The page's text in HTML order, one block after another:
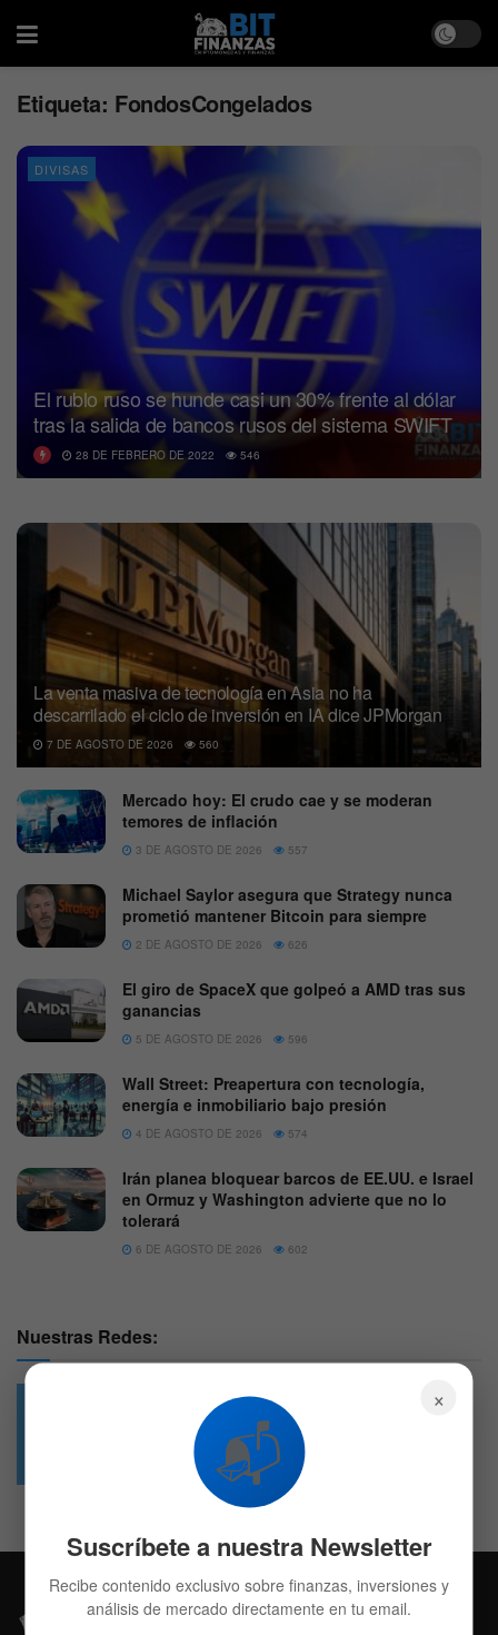
Etiqueta: FondosCongelados
DIVISAS
El rublo ruso se hunde casi un 30% frente al dólar
tras la salida de bancos rusos del sistema SWIFT
28 DE FEBRERO DE 2022 546
La venta masiva de tecnología en Asia no ha
descarrilado el ciclo de inversión en IA dice JPMorgan
7 DE AGOSTO DE 2026 560
Mercado hoy: El crudo cae y se moderan
temores de inflación
3 DE AGOSTO DE 2026 557
Michael Saylor asegura que Strategy nunca
prometió mantener Bitcoin para siempre
2 DE AGOSTO DE 2026 626
El giro de SpaceX que golpeó a AMD tras sus
ganancias
5 DE AGOSTO DE 2026 596
Wall Street: Preapertura con tecnología,
energía e inmobiliario bajo presión
4 DE AGOSTO DE 2026 574
Irán planea bloquear barcos de EE.UU. e Israel
en Ormuz y Washington advierte que no lo
tolerará
6 DE AGOSTO DE 2026 602
Nuestras Redes:
4.7k
Followers
×
📬
Suscríbete a nuestra Newsletter
Recibe contenido exclusivo sobre finanzas, inversiones y
análisis de mercado directamente en tu email.